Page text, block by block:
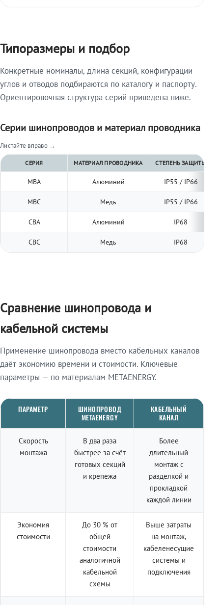
Типоразмеры и подбор
Конкретные номиналы, длина секций, конфигурации
углов и отводов подбираются по каталогу и паспорту.
Ориентировочная структура серий приведена ниже.
Серии шинопроводов и материал проводника
Листайте вправо →
СЕРИЯ МАТЕРИАЛ ПРОВОДНИКА СТЕПЕНЬ ЗАЩИТЫ
МВА Алюминий IP55 / IP66
МВС Медь IP55 / IP66
СВА Алюминий IP68
СВС Медь IP68
Сравнение шинопровода и
кабельной системы
Применение шинопровода вместо кабельных каналов
даёт экономию времени и стоимости. Ключевые
параметры — по материалам METAENERGY.
ПАРАМЕТР
ШИНОПРОВОД
METAENERGY
КАБЕЛЬНЫЙ
КАНАЛ
Скорость
монтажа
В два раза
быстрее за счёт
готовых секций
и крепежа
Более
длительный
монтаж с
разделкой и
прокладкой
каждой линии
Экономия
стоимости
До 30 % от
общей
стоимости
аналогичной
кабельной
схемы
Выше затраты
на монтаж,
кабеленесущие
системы и
подключения